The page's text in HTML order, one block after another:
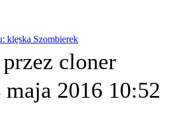
klęska Szombierek
cloner
maja 2016 10:52